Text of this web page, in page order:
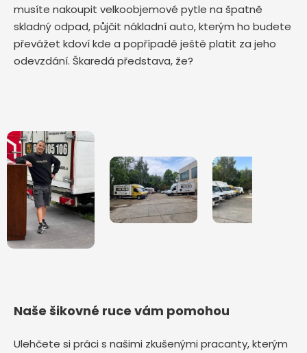
musíte nakoupit velkoobjemové pytle na špatně
skladný odpad, půjčit nákladní auto, kterým ho budete
převážet kdoví kde a popřípadě ještě platit za jeho
odevzdání. Škaredá představa, že?
Naše šikovné ruce vám pomohou
Ulehčete si práci s našimi zkušenými pracanty, kterým